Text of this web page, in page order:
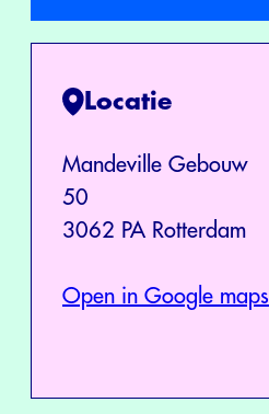
Locatie
Mandeville Gebouw
50
3062 PA Rotterdam
Open in Google maps